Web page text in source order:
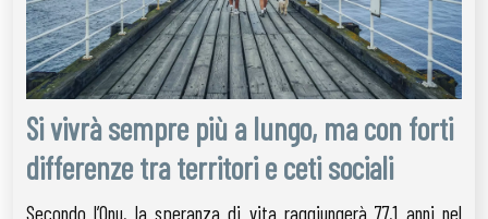
Si vivrà sempre più a lungo, ma con forti
differenze tra territori e ceti sociali
Secondo l’Onu, la speranza di vita raggiungerà 77,1 anni nel